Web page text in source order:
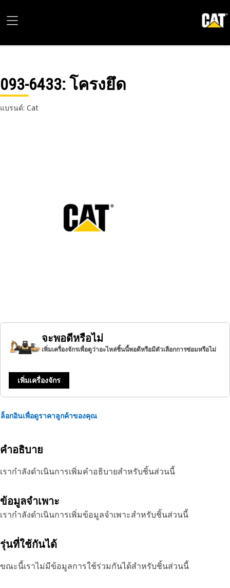
093-6433: โครงยึด
แบรนด์: Cat
จะพอดีหรือไม่
เพิ่มเครื่องจักรเพื่อดูว่าอะไหล่ชิ้นนี้พอดีหรือมีตัวเลือกการซ่อมหรือไม่
เพิ่มเครื่องจักร
ล็อกอินเพื่อดูราคาลูกค้าของคุณ
คำอธิบาย
เรากำลังดำเนินการเพิ่มคำอธิบายสำหรับชิ้นส่วนนี้
ข้อมูลจำเพาะ
เรากำลังดำเนินการเพิ่มข้อมูลจำเพาะสำหรับชิ้นส่วนนี้
รุ่นที่ใช้กันได้
ขณะนี้เราไม่มีข้อมูลการใช้ร่วมกันได้สำหรับชิ้นส่วนนี้